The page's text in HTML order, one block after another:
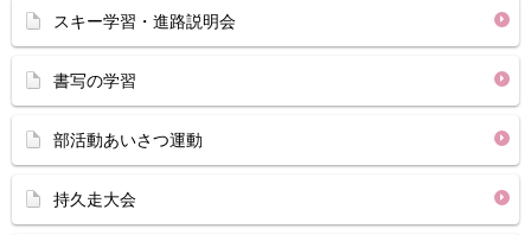
スキー学習・進路説明会
書写の学習
部活動あいさつ運動
持久走大会